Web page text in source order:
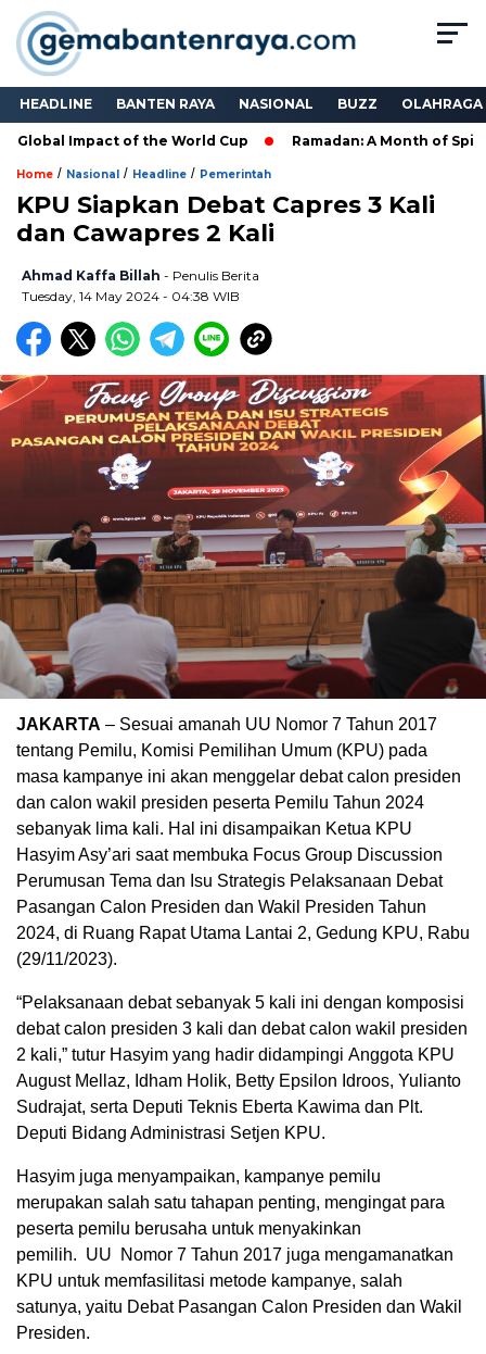
HEADLINE BANTEN RAYA NASIONAL BUZZ OLAHRAGA
Impact of the World Cup Ramadan: A Month of
Home / Nasional / Headline / Pemerintah
KPU Siapkan Debat Capres 3 Kali
dan Cawapres 2 Kali
Ahmad Kaffa Billah - Penulis Berita
Tuesday, 14 May 2024 - 04:38 WIB
JAKARTA – Sesuai amanah UU Nomor 7 Tahun 2017
tentang Pemilu, Komisi Pemilihan Umum (KPU) pada
masa kampanye ini akan menggelar debat calon presiden
dan calon wakil presiden peserta Pemilu Tahun 2024
sebanyak lima kali. Hal ini disampaikan Ketua KPU
Hasyim Asy’ari saat membuka Focus Group Discussion
Perumusan Tema dan Isu Strategis Pelaksanaan Debat
Pasangan Calon Presiden dan Wakil Presiden Tahun
2024, di Ruang Rapat Utama Lantai 2, Gedung KPU, Rabu
(29/11/2023).
“Pelaksanaan debat sebanyak 5 kali ini dengan komposisi
debat calon presiden 3 kali dan debat calon wakil presiden
2 kali,” tutur Hasyim yang hadir didampingi Anggota KPU
August Mellaz, Idham Holik, Betty Epsilon Idroos, Yulianto
Sudrajat, serta Deputi Teknis Eberta Kawima dan Plt.
Deputi Bidang Administrasi Setjen KPU.
Hasyim juga menyampaikan, kampanye pemilu
merupakan salah satu tahapan penting, mengingat para
peserta pemilu berusaha untuk menyakinkan
pemilih. UU Nomor 7 Tahun 2017 juga mengamanatkan
KPU untuk memfasilitasi metode kampanye, salah
satunya, yaitu Debat Pasangan Calon Presiden dan Wakil
Presiden.